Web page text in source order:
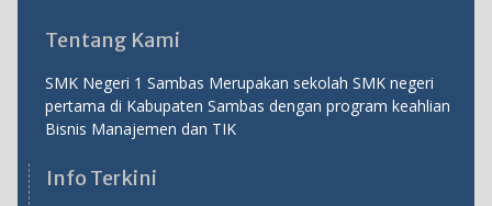
Tentang Kami
SMK Negeri 1 Sambas Merupakan sekolah SMK negeri
pertama di Kabupaten Sambas dengan program keahlian
Bisnis Manajemen dan TIK
Info Terkini